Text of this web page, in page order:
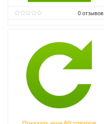
0отзывов
Производитель: Гербор